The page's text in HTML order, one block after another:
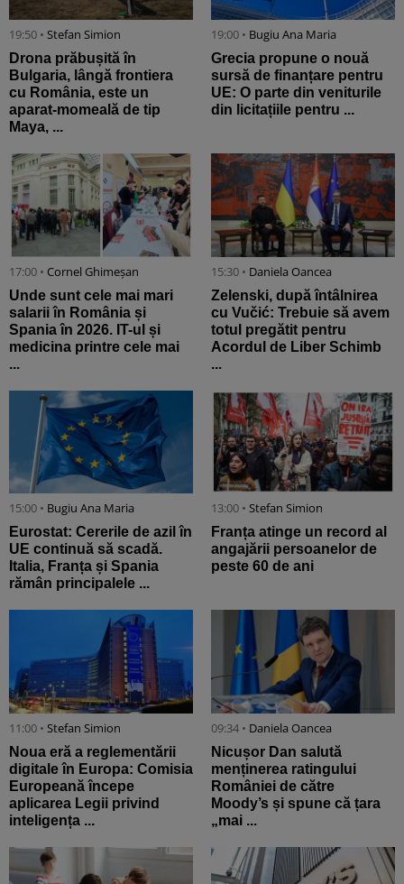
19:50 • Stefan Simion
Drona prăbușită în
Bulgaria, lângă frontiera
cu România, este un
aparat-momeală de tip
Maya, ...
19:00 • Bugiu ⁠Ana Maria
Grecia propune o nouă
sursă de finanțare pentru
UE: O parte din veniturile
din licitațiile pentru ...
17:00 • Cornel Ghimeșan
Unde sunt cele mai mari
salarii în România și
Spania în 2026. IT-ul și
medicina printre cele mai
...
15:30 • Daniela Oancea
Zelenski, după întâlnirea
cu Vučić: Trebuie să avem
totul pregătit pentru
Acordul de Liber Schimb
...
15:00 • Bugiu ⁠Ana Maria
Eurostat: Cererile de azil în
UE continuă să scadă.
Italia, Franța și Spania
rămân principalele ...
13:00 • Stefan Simion
Franța atinge un record al
angajării persoanelor de
peste 60 de ani
11:00 • Stefan Simion
Noua eră a reglementării
digitale în Europa: Comisia
Europeană începe
aplicarea Legii privind
inteligența ...
09:34 • Daniela Oancea
Nicușor Dan salută
menținerea ratingului
României de către
Moody’s și spune că țara
„mai ...